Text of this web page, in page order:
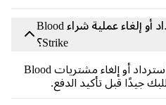
هل يمكنني استرداد أو إلغاء عملية شراء Blood
للأسف، لا نوفر خدمة استرداد أو إلغاء مشتريات Blood